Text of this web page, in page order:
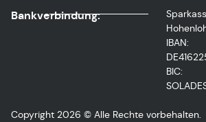
Bankverbindung:
IBAN:
BIC:
Copyright 2026 © Alle Rechte vorbehalten.